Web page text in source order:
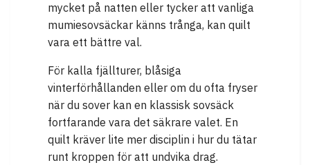
mycket på natten eller tycker att vanliga
mumiesovsäckar känns trånga, kan quilt
vara ett bättre val.
För kalla fjällturer, blåsiga
vinterförhållanden eller om du ofta fryser
när du sover kan en klassisk sovsäck
fortfarande vara det säkrare valet. En
quilt kräver lite mer disciplin i hur du tätar
runt kroppen för att undvika drag.